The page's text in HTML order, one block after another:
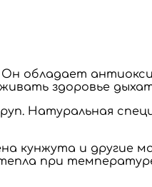
Он обладает
здоровье
Натуральная
кунжута и другие
при температуре